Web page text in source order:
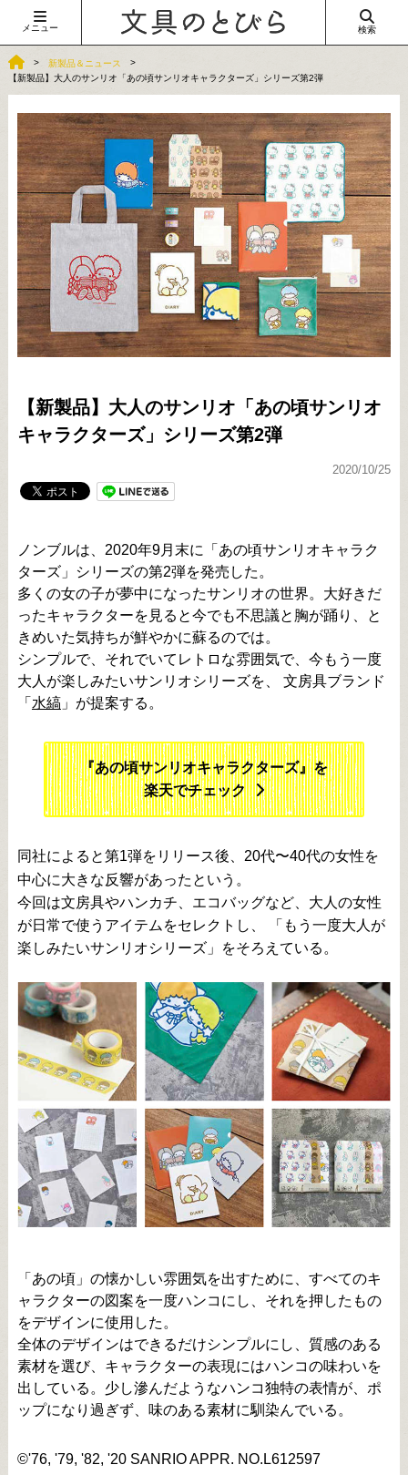
メニュー 検索
新製品＆ニュース
【新製品】大人のサンリオ「あの頃サンリオキャラクターズ」シリーズ第2弾
【新製品】大人のサンリオ「あの頃サンリオ
キャラクターズ」シリーズ第2弾
2020/10/25
ノンブルは、2020年9月末に「あの頃サンリオキャラク
ターズ」シリーズの第2弾を発売した。
多くの女の子が夢中になったサンリオの世界。大好きだ
ったキャラクターを見ると今でも不思議と胸が踊り、と
きめいた気持ちが鮮やかに蘇るのでは。
シンプルで、それでいてレトロな雰囲気で、今もう一度
大人が楽しみたいサンリオシリーズを、 文房具ブランド
「 水縞 」が提案する。
『あの頃サンリオキャラクターズ』を
楽天でチェック
同社によると第1弾をリリース後、20代〜40代の女性を
中心に大きな反響があったという。
今回は文房具やハンカチ、エコバッグなど、大人の女性
が日常で使うアイテムをセレクトし、 「もう一度大人が
楽しみたいサンリオシリーズ」をそろえている。
「あの頃」の懐かしい雰囲気を出すために、すべてのキ
ャラクターの図案を一度ハンコにし、それを押したもの
をデザインに使用した。
全体のデザインはできるだけシンプルにし、質感のある
素材を選び、キャラクターの表現にはハンコの味わいを
出している。少し滲んだようなハンコ独特の表情が、ポ
ップになり過ぎず、味のある素材に馴染んでいる。
©'76, '79, '82, '20 SANRIO APPR. NO.L612597